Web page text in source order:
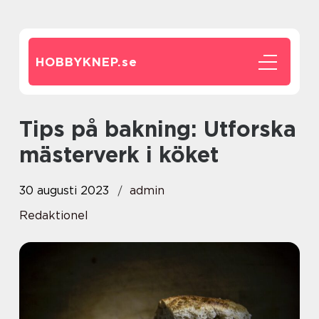
HOBBYKNEP.se
Tips på bakning: Utforska
mästerverk i köket
30 augusti 2023
admin
Redaktionel